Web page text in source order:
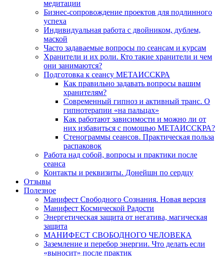
медитации
Бизнес-сопровождение проектов для подлинного
успеха
Индивидуальная работа с двойником, дублем,
маской
Часто задаваемые вопросы по сеансам и курсам
Хранители и их роли. Кто такие хранители и чем
они занимаются?
Подготовка к сеансу МЕТАИССКРА
Как правильно задавать вопросы вашим
хранителям?
Современный гипноз и активный транс. О
гипнотерапии «на пальцах»
Как работают зависимости и можно ли от
них избавиться с помощью МЕТАИССКРА?
Стенограммы сеансов. Практическая польза
распаковок
Работа над собой, вопросы и практики после
сеанса
Контакты и реквизиты. Донейшн по сердцу
Отзывы
Полезное
Манифест Свободного Сознания. Новая версия
Манифест Космической Радости
Энергетическая защита от негатива, магическая
защита
МАНИФЕСТ СВОБОДНОГО ЧЕЛОВЕКА
Заземление и перебор энергии. Что делать если
«выносит» после практик